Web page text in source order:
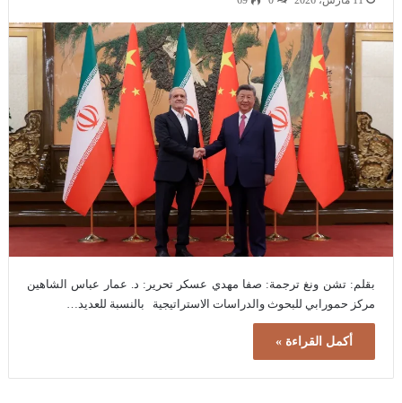
بقلم: تشن ونغ ترجمة: صفا مهدي عسكر تحرير: د. عمار عباس الشاهين
مركز حمورابي للبحوث والدراسات الاستراتيجية بالنسبة للعديد…
أكمل القراءة »